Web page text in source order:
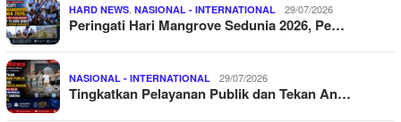
HARD NEWS, NASIONAL - INTERNATIONAL 29/07/2026
Peringati Hari Mangrove Sedunia 2026, Pe…
NASIONAL - INTERNATIONAL 29/07/2026
Tingkatkan Pelayanan Publik dan Tekan An…